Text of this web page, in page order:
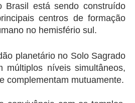
Brasil está sendo construído
centros de formação
no hemisfério sul.
planetário no Solo Sagrado
múltiplos níveis simultâneos,
complementam mutuamente.